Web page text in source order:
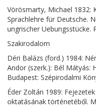
Vörösmarty, Michael 1832:
Sprachlehre für Deutsche.
ungrischer Uebungsstücke.
Szakirodalom
Déri Balázs (ford.) 1984:
Andor (szerk.): Bél Mátyás:
Budapest: Szépirodalmi
Éder Zoltán 1989:
oktatásának történetéből.